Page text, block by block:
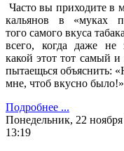
Часто вы приходите в
кальянов в «муках
того самого вкуса
всего, когда даже не
какой этот тот самый и
пытаещься объяснить:
мне, чтоб вкусно было!»
Подробнее ...
Понедельник, 22 ноября
13:19